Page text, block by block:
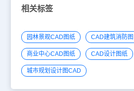
相关标签
园林景观CAD图纸 CAD建筑消防图
商业中心CAD图纸 CAD设计图纸
城市规划设计图CAD